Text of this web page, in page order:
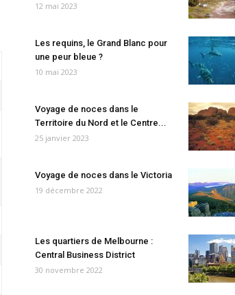
12 mai 2023
Les requins, le Grand Blanc pour
une peur bleue ?
10 mai 2023
Voyage de noces dans le
Territoire du Nord et le Centre...
25 janvier 2023
Voyage de noces dans le Victoria
19 décembre 2022
Les quartiers de Melbourne :
Central Business District
30 novembre 2022